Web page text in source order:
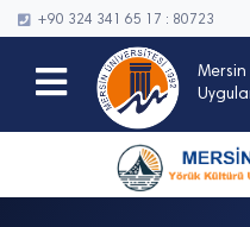
+90 324 341 65 17 : 80723
Mersin